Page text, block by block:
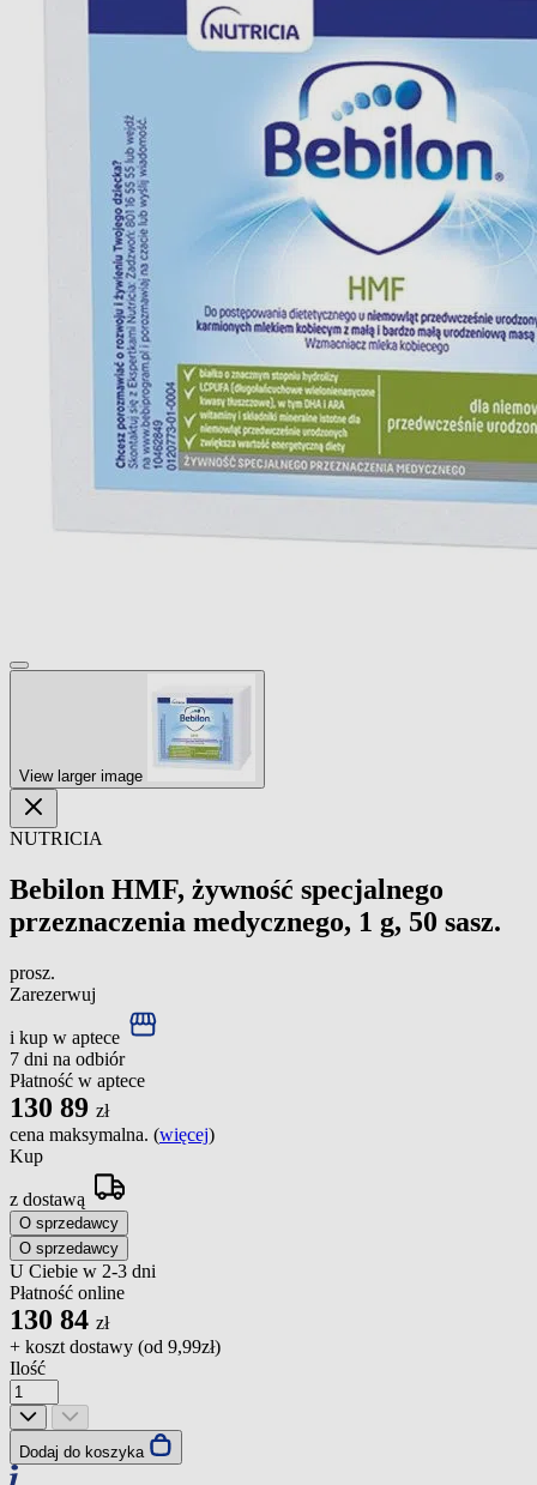
View larger image
NUTRICIA
Bebilon HMF, żywność specjalnego
przeznaczenia medycznego, 1 g, 50 sasz.
prosz.
Zarezerwuj
i kup w aptece
7 dni na odbiór
Płatność w aptece
130 89 zł
cena maksymalna. (więcej)
Kup
z dostawą
O sprzedawcy
O sprzedawcy
U Ciebie w 2-3 dni
Płatność online
130 84 zł
+ koszt dostawy (od 9,99zł)
Ilość
Dodaj do koszyka